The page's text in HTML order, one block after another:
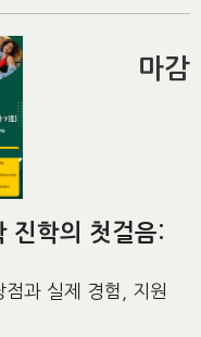
진학의 첫걸음:
과 실제 경험, 지원
마감